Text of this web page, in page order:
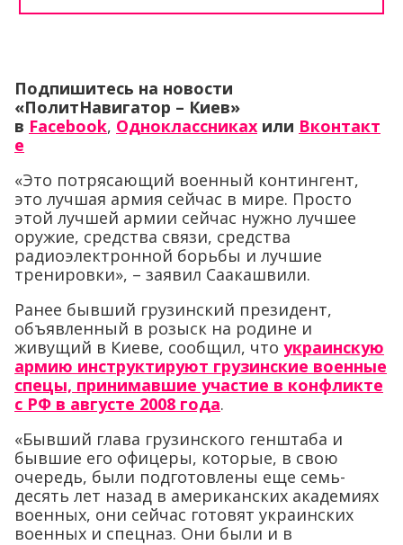
Подпишитесь на новости
«ПолитНавигатор – Киев»
в Facebook, Одноклассниках или Вконтакт
е
«Это потрясающий военный контингент,
это лучшая армия сейчас в мире. Просто
этой лучшей армии сейчас нужно лучшее
оружие, средства связи, средства
радиоэлектронной борьбы и лучшие
тренировки», – заявил Саакашвили.
Ранее бывший грузинский президент,
объявленный в розыск на родине и
живущий в Киеве, сообщил, что украинскую
армию инструктируют грузинские военные
спецы, принимавшие участие в конфликте
с РФ в августе 2008 года.
«Бывший глава грузинского генштаба и
бывшие его офицеры, которые, в свою
очередь, были подготовлены еще семь-
десять лет назад в американских академиях
военных, они сейчас готовят украинских
военных и спецназ. Они были и в